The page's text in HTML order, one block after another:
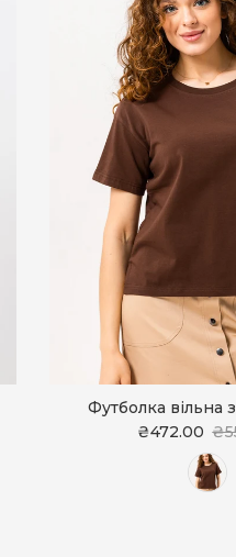
Футболка вільна
₴472.00